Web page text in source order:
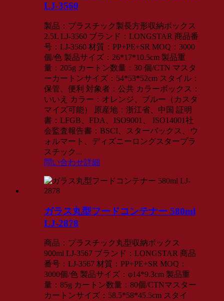
LJ-3560
製品：プラスチック製長方形収納ボックス
2.5L LJ-3560 ブランド：LONGSTAR 商品番
号：LJ-3560 材質：PP+PE+SR MOQ：3000
個/色 製品サイズ：26*17*10.5cm 製品重
量：205g カートン数量：30 個/CTN マスタ
ーカートンサイズ：54*53*52cm スタイル：
保管、便利 対象者：公共 カラーボックス：
いいえ カラー：オレンジ、ブルー（カスタ
マイズ可能） 原産地：浙江省、中国 証明
書：LFGB、FDA、ISO9001、 ISO14001社
会監査報告書：BSCI、スターバックス、ウ
ォルマート、ディズニーロングスタープラ
スチック...
問い合わせ詳細
ガラス丸型フードコンテナー 580ml
LJ-2878
商品：プラスチック丸型収納ボックス
900ml LJ-3567 ブランド：LONGSTAR 商品
番号：LJ-3567 材質：PP+PE+SR MOQ：
3000個/色 製品サイズ：φ14*9.3cm 製品重
量：85g カートン数量：80個/CTNマスター
カートンサイズ：58.5*58*45.5cm スタイ